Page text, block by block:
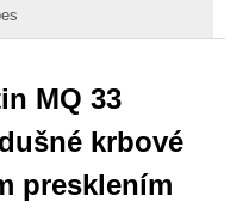
MQ 33
krbové
presklením